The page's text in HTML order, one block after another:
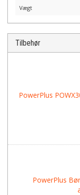
Vægt
Tilbehør
PowerPlus
PowerPlus